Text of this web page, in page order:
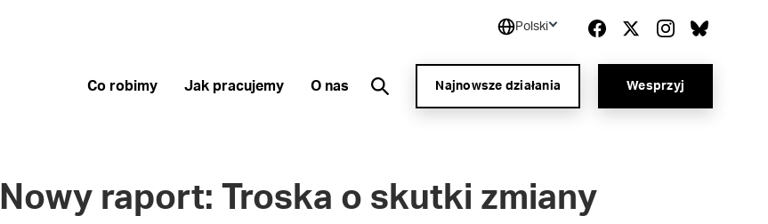
Polski
Co robimy Jak pracujemy O nas Najnowsze działania Wesprzyj
Nowy raport: Troska o skutki zmiany